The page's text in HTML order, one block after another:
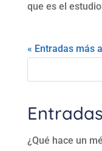
que es el
« Entradas más
¿Qué hace un